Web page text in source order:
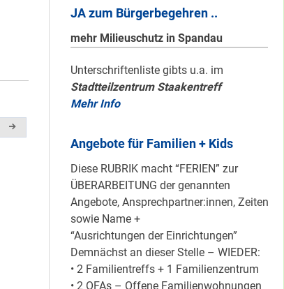
JA zum Bürgerbegehren ..
mehr Milieuschutz in Spandau
Unterschriftenliste gibts u.a. im
Stadtteilzentrum Staakentreff
Mehr Info
Angebote für Familien + Kids
Diese RUBRIK macht “FERIEN” zur
ÜBERARBEITUNG der genannten
Angebote, Ansprechpartner:innen, Zeiten
sowie Name +
“Ausrichtungen der Einrichtungen”
Demnächst an dieser Stelle – WIEDER:
• 2 Familientreffs + 1 Familienzentrum
• 2 OFAs – Offene Familienwohnungen
Nord …
Staaken: Immer
schön sauber
halten!
Neuer Look für’s
#Nachbarschaftmachen
Mit dem
“Redemobil” im